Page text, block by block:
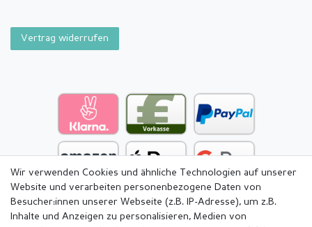
Vertrag widerrufen
Wir verwenden Cookies und ähnliche Technologien auf unserer
Website und verarbeiten personenbezogene Daten von
Besucher:innen unserer Webseite (z.B. IP-Adresse), um z.B.
Inhalte und Anzeigen zu personalisieren, Medien von